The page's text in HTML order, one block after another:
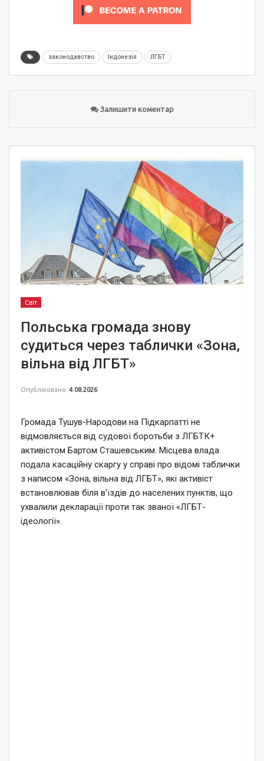
законодавство Індонезія ЛГБТ
Залишити коментар
Світ
Польська громада знову
судиться через таблички «Зона,
вільна від ЛГБТ»
Опубліковано 4.08.2026
Громада Тушув-Народови на Підкарпатті не
відмовляється від судової боротьби з ЛГБТК+
активістом Бартом Сташевським. Місцева влада
подала касаційну скаргу у справі про відомі таблички
з написом «Зона, вільна від ЛГБТ», які активіст
встановлював біля в’їздів до населених пунктів, що
ухвалили декларації проти так званої «ЛГБТ-
ідеології».